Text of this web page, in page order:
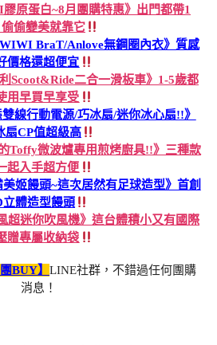
膠原蛋白~8月團購特惠》出門都帶1
偷變美就靠它
WIWI BraT/Anlove無鋼圈內衣》質感
價格還超便宜
利Scoot&Ride二合一滑板車》1-5歲都
用早買早享受
雙線行動電源/巧冰扇/迷你冰心扇!!》
扇CP值超級高
Toffy微波爐專用煎烤廚具!!》三種款
起入手超方便
美姬饅頭~這次居然有足球造型》首創
立體造型饅頭
超迷你吹風機》這台體積小又有國際
贈專屬收納袋
BUY】 LINE社群，不錯過任何團購
消息！